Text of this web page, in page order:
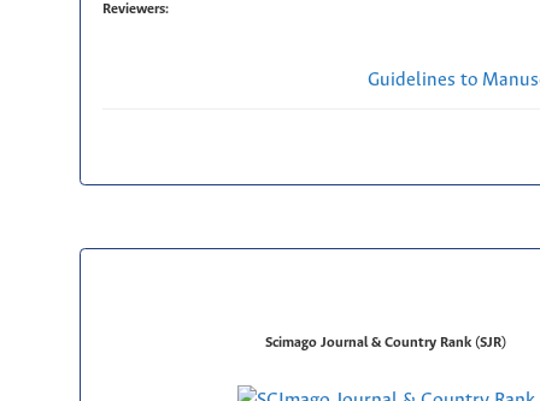
Reviewers:
Guidelines to
Scimago Journal & Country Rank (SJR)